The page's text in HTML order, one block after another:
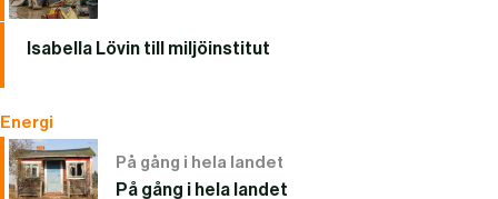
Isabella Lövin till miljöinstitut
Energi
På gång i hela landet
På gång i hela landet